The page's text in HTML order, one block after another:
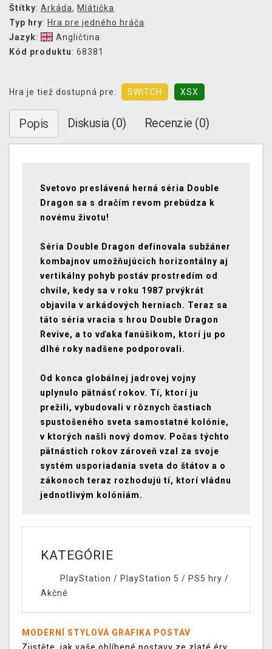
Štítky: Arkáda, Mlátička
Typ hry: Hra pre jedného hráča
Jazyk:
Angličtina
Kód produktu: 68381
Hra je tiež dostupná pre: SWITCH XSX
Popis Diskusia (0) Recenzie (0)
Svetovo preslávená herná séria Double
Dragon sa s dračím revom prebúdza k
novému životu!
Séria Double Dragon definovala subžáner
kombajnov umožňujúcich horizontálny aj
vertikálny pohyb postáv prostredím od
chvíle, kedy sa v roku 1987 prvýkrát
objavila v arkádových herniach. Teraz sa
táto séria vracia s hrou Double Dragon
Revive, a to vďaka fanúšikom, ktorí ju po
dlhé roky nadšene podporovali.
Od konca globálnej jadrovej vojny
uplynulo pätnásť rokov. Tí, ktorí ju
prežili, vybudovali v rôznych častiach
spustošeného sveta samostatné kolónie,
v ktorých našli nový domov. Počas týchto
pätnástich rokov zároveň vzal za svoje
systém usporiadania sveta do štátov a o
zákonoch teraz rozhodujú tí, ktorí vládnu
jednotlivým kolóniám.
KATEGÓRIE
PlayStation / PlayStation 5 / PS5 hry /
Akčné
MODERNÍ STYLOVÁ GRAFIKA POSTAV